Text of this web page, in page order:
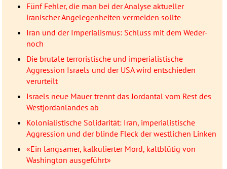
Fünf Fehler, die man bei der Analyse aktueller
iranischer Angelegenheiten vermeiden sollte
Iran und der Imperialismus: Schluss mit dem Weder-
noch
Die brutale terroristische und imperialistische
Aggression Israels und der USA wird entschieden
verurteilt
Israels neue Mauer trennt das Jordantal vom Rest des
Westjordanlandes ab
Kolonialistische Solidarität: Iran, imperialistische
Aggression und der blinde Fleck der westlichen Linken
«Ein langsamer, kalkulierter Mord, kaltblütig von
Washington ausgeführt»